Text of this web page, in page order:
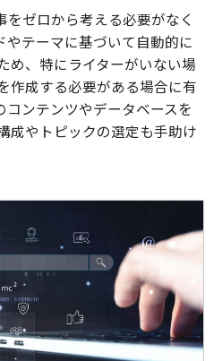
ゼロから考える必要がなく
やテーマに基づいて自動的に
め、特にライターがいない場
作成する必要がある場合に有
ンテンツやデータベースを
成やトピックの選定も手助け